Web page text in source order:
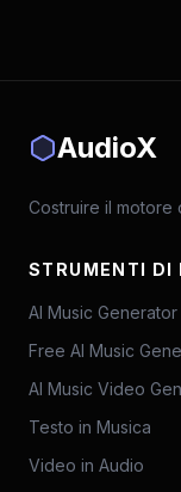
AudioX
Costruire il motore
STRUMENTI DI
AI Music Generator
Free AI Music
AI Music Video
Testo in Musica
Video in Audio